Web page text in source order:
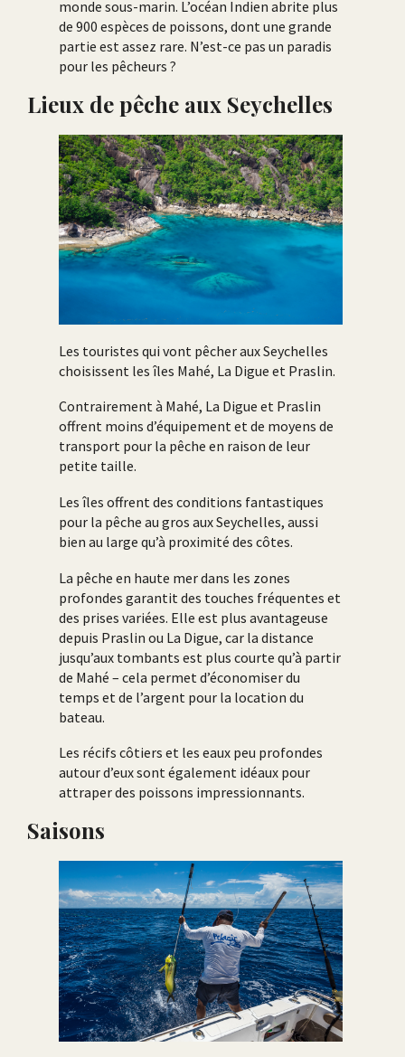
monde sous-marin. L’océan Indien abrite plus
de 900 espèces de poissons, dont une grande
partie est assez rare. N’est-ce pas un paradis
pour les pêcheurs ?
Lieux de pêche aux Seychelles
Les touristes qui vont pêcher aux Seychelles
choisissent les îles Mahé, La Digue et Praslin.
Contrairement à Mahé, La Digue et Praslin
offrent moins d’équipement et de moyens de
transport pour la pêche en raison de leur
petite taille.
Les îles offrent des conditions fantastiques
pour la pêche au gros aux Seychelles, aussi
bien au large qu’à proximité des côtes.
La pêche en haute mer dans les zones
profondes garantit des touches fréquentes et
des prises variées. Elle est plus avantageuse
depuis Praslin ou La Digue, car la distance
jusqu’aux tombants est plus courte qu’à partir
de Mahé – cela permet d’économiser du
temps et de l’argent pour la location du
bateau.
Les récifs côtiers et les eaux peu profondes
autour d’eux sont également idéaux pour
attraper des poissons impressionnants.
Saisons